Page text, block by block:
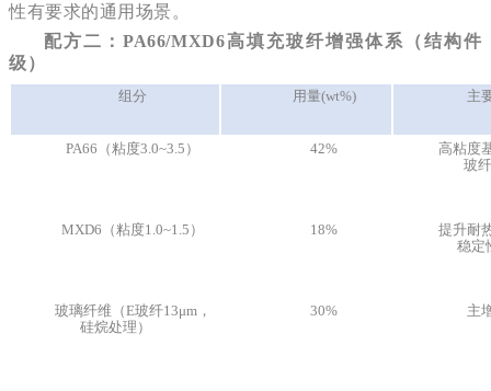
性有要求的通用场景。
配方二：PA66/MXD6高填充玻纤增强体系（结构件
级）
组分 用量(wt%) 主
PA66（粘度3.0~3.5） 42%
高粘度
玻纤
MXD6（粘度1.0~1.5） 18%
提升耐
稳定
玻璃纤维（E玻纤13μm，
硅烷处理）
30% 主